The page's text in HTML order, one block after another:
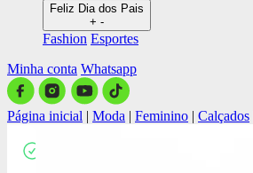
Feliz Dia dos Pais
+ -
Fashion Esportes
Minha conta Whatsapp
Página inicial | Moda | Feminino | Calçados